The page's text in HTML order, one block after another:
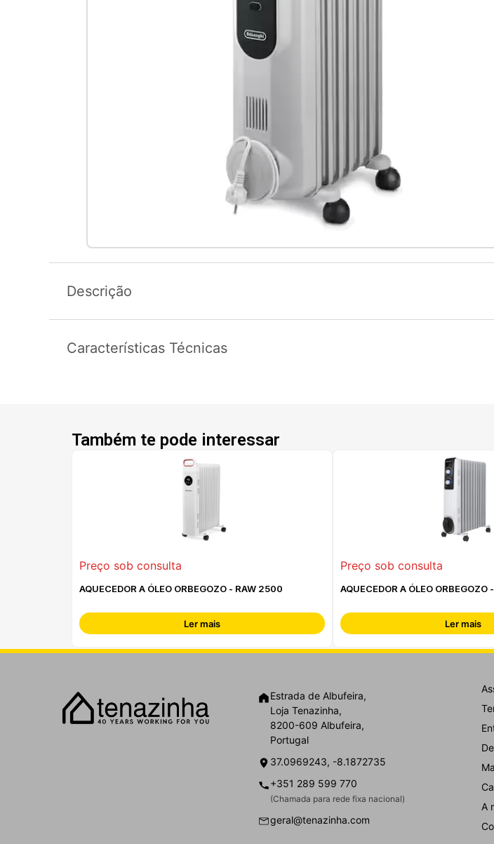
Descrição
Características Técnicas
Também te pode interessar
Preço sob consulta
AQUECEDOR A ÓLEO ORBEGOZO - RAW 2500
Ler mais
Preço sob consulta
AQUECEDOR A ÓLEO ORBEGOZO
Ler mais
Estrada de Albufeira,
Loja Tenazinha,
8200-609 Albufeira,
Portugal
37.0969243, -8.1872735
+351 289 599 770
(Chamada para rede fixa nacional)
geral@tenazinha.com
A